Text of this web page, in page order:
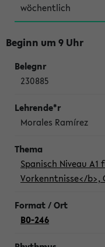
wöchentlich
Beginn um 9 Uhr
230885
Morales Ramírez
Spanisch Niveau
Vorkenntnisse</b>,
B0-246